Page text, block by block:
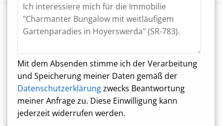
Mit dem Absenden stimme ich der Verarbeitung
und Speicherung meiner Daten gemäß der
Datenschutzerklärungzwecks Beantwortung
meiner Anfrage zu. Diese Einwilligung kann
jederzeit widerrufen werden.